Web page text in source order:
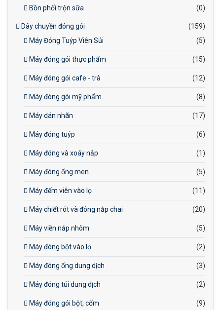
Bồn phối trộn sữa (0)
Dây chuyền đóng gói
(159)
Máy Đóng Tuýp Viên Sủi
(5)
Máy đóng gói thực phẩm (15)
Máy đóng gói cafe - trà (12)
Máy đóng gói mỹ phẩm (8)
Máy dán nhãn (17)
Máy đóng tuýp (6)
Máy đóng và xoáy nắp (1)
Máy đóng ống men (5)
Máy đếm viên vào lọ (11)
Máy chiết rót và đóng nắp chai (20)
Máy viền nắp nhôm (5)
Máy đóng bột vào lọ (2)
Máy đóng ống dung dịch (3)
Máy đóng túi dung dịch (2)
Máy đóng gói bột, cốm (9)